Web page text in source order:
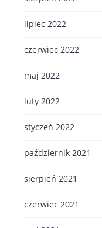
lipiec 2022
czerwiec 2022
maj 2022
luty 2022
styczeń 2022
październik 2021
sierpień 2021
czerwiec 2021